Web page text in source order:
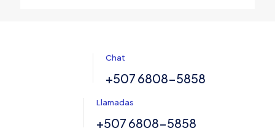
Chat
+507 6808-5858
Llamadas
+507 6808-5858